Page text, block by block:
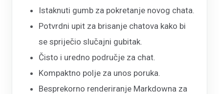
Istaknuti gumb za pokretanje novog chata.
Potvrdni upit za brisanje chatova kako bi
se spriječio slučajni gubitak.
Čisto i uredno područje za chat.
Kompaktno polje za unos poruka.
Besprekorno renderiranje Markdowna za